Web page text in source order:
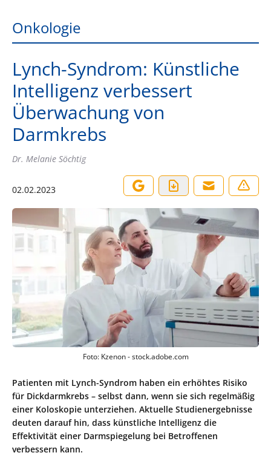
Onkologie
Lynch-Syndrom: Künstliche
Intelligenz verbessert
Überwachung von
Darmkrebs
Dr. Melanie Söchtig
02.02.2023
Foto: Kzenon - stock.adobe.com
Patienten mit Lynch-Syndrom haben ein erhöhtes Risiko
für Dickdarmkrebs – selbst dann, wenn sie sich regelmäßig
einer Koloskopie unterziehen. Aktuelle Studienergebnisse
deuten darauf hin, dass künstliche Intelligenz die
Effektivität einer Darmspiegelung bei Betroffenen
verbessern kann.